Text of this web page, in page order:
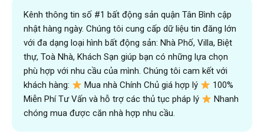
Kênh thông tin số #1 bất động sản quận Tân Bình cập
nhật hàng ngày. Chúng tôi cung cấp dữ liệu tin đăng lớn
với đa dạng loại hình bất động sản: Nhà Phố, Villa, Biệt
thự, Toà Nhà, Khách Sạn giúp bạn có những lựa chọn
phù hợp với nhu cầu của mình. Chúng tôi cam kết với
khách hàng:
Mua nhà Chính Chủ giá hợp lý
100%
Miễn Phí Tư Vấn và hỗ trợ các thủ tục pháp lý
Nhanh
chóng mua được căn nhà hợp nhu cầu.